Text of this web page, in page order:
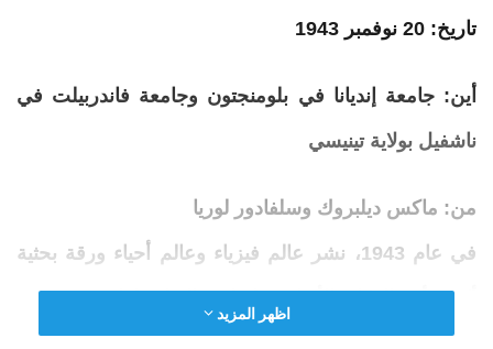
تاريخ: 20 نوفمبر 1943
أين:جامعة إنديانا في بلومنجتون وجامعة فاندربيلت في
ناشفيل بولاية تينيسي
من: ماكس ديلبروك وسلفادور لوريا
في عام 1943، نشر عالم فيزياء وعالم أحياء ورقة بحثية
أكدت أحد الركائز الأساسية لنظرية التطور لداروين.
اظهر المزيد